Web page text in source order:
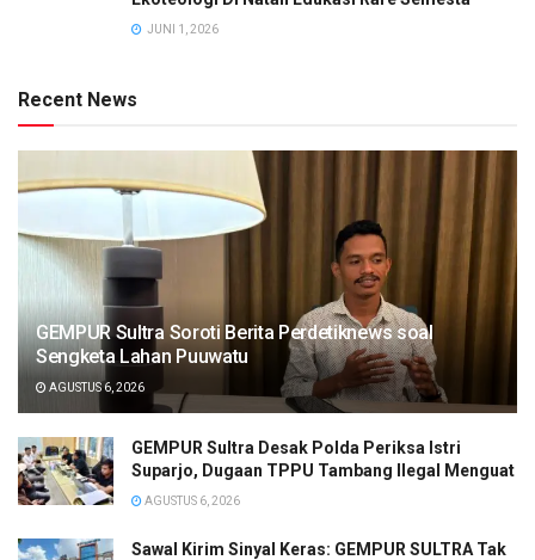
JUNI 1, 2026
Recent News
GEMPUR Sultra Soroti Berita Perdetiknews soal
Sengketa Lahan Puuwatu
AGUSTUS 6, 2026
GEMPUR Sultra Desak Polda Periksa Istri
Suparjo, Dugaan TPPU Tambang Ilegal Menguat
AGUSTUS 6, 2026
Sawal Kirim Sinyal Keras: GEMPUR SULTRA Tak